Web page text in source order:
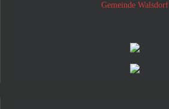
Gemeinde Walsdorf